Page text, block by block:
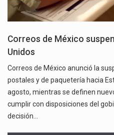
Correos de México
Unidos
Correos de México anunció la
postales y de paquetería hacia
agosto, mientras se definen
cumplir con disposiciones del
decisión…